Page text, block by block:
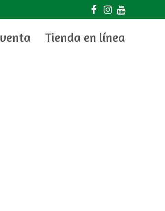
Tienda en línea